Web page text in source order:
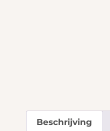
Beschrijving